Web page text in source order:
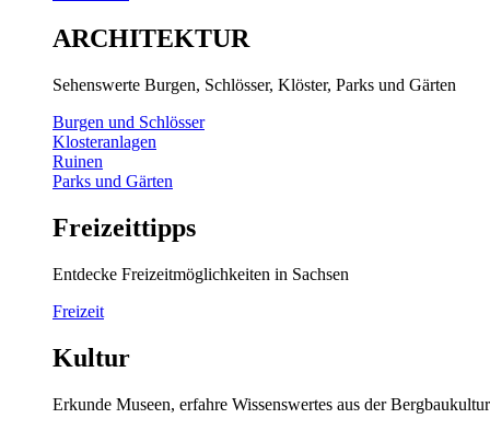
ARCHITEKTUR
Sehenswerte Burgen, Schlösser, Klöster, Parks und Gärten
Burgen und Schlösser
Klosteranlagen
Ruinen
Parks und Gärten
Freizeittipps
Entdecke Freizeitmöglichkeiten in Sachsen
Freizeit
Kultur
Erkunde Museen, erfahre Wissenswertes aus der